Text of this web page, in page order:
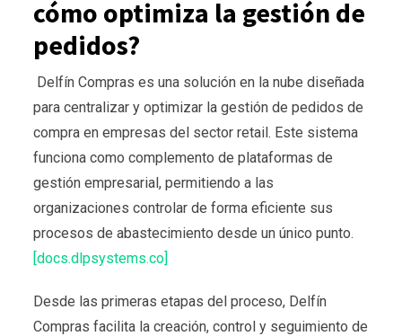
cómo optimiza la gestión de
pedidos?
Delfín Compras es una solución en la nube diseñada
para centralizar y optimizar la gestión de pedidos de
compra en empresas del sector retail. Este sistema
funciona como complemento de plataformas de
gestión empresarial, permitiendo a las
organizaciones controlar de forma eficiente sus
procesos de abastecimiento desde un único punto.
[docs.dlpsystems.co]
Desde las primeras etapas del proceso, Delfín
Compras facilita la creación, control y seguimiento de